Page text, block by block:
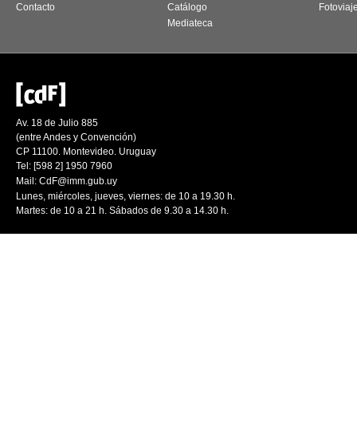
Contacto
Catálogo
Mediateca
Av. 18 de Julio 885
(entre Andes y Convención)
CP 11100. Montevideo. Uruguay
Tel: [598 2] 1950 7960
Mail: CdF@imm.gub.uy
Lunes, miércoles, jueves, viernes: de 10 a 19.30 h.
Martes: de 10 a 21 h. Sábados de 9.30 a 14.30 h.